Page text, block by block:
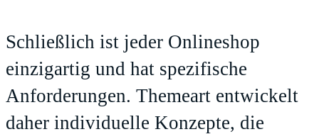
Schließlich ist jeder Onlineshop
einzigartig und hat spezifische
Anforderungen. Themeart entwickelt
daher individuelle Konzepte, die